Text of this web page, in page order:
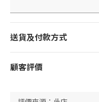
送貨及付款方式
顧客評價